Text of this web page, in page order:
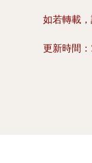
如若轉載
更新時間